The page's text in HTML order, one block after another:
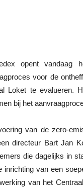
opent vandaag
voor de
Loket te evalueren.
bij het
van de zero-
directeur Bart Jan
die dagelijks in
inrichting van een
van het